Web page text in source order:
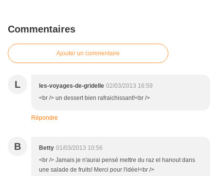
Commentaires
Ajouter un commentaire
L les-voyages-de-gridelle 02/03/2013 16:59
<br /> un dessert bien rafraichissant!<br />
Répondre
B Betty 01/03/2013 10:56
<br /> Jamais je n'aurai pensé mettre du raz el hanout dans
une salade de fruits! Merci pour l'idée!<br />